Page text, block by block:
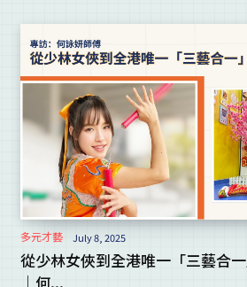
多元才藝 July 8, 2025
從少林女俠到全港唯一「三藝合
｜何...